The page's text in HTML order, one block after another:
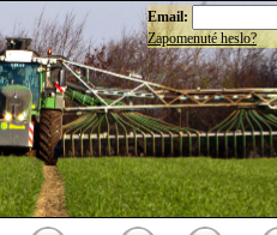
Email:
Zapomenuté heslo?